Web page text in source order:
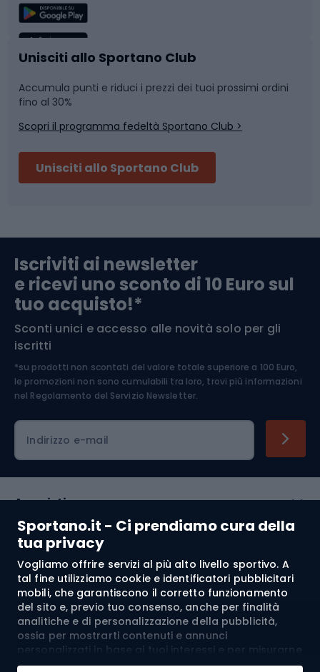
Sportano.it - Ci prendiamo cura della
tua privacy
Vogliamo offrire servizi al più alto livello sportivo. A
tal fine utilizziamo cookie e identificatori pubblicitari
mobili, che garantiscono il corretto funzionamento
del sito e, previo tuo consenso, anche per finalità
analitiche e di personalizzazione della pubblicità,
ossia per mostrarti contenuti e annunci
personalizzati in base ai tuoi interessi e per misurarne
l’efficacia. I cookie e gli identificatori pubblicitari
Sport di squadra
Caschi da ciclismo
Skitouring
Abbigliamento da escursionismo
Camminata nordica
Nuoto
Pattinaggio
Componenti per biciclette
Arrampicata
Medicina dello sport
Abbigliamento ciclistico
Unisciti allo Sportano Club
Accumula punti e riduci i prezzi dei tuoi prossimi ordini
fino al 30%
Scopri il programma fedeltà Sportano Club >
Unisciti allo Sportano Club
Iscriviti ai newsletter
e ricevi uno sconto di 10 Euro sul
tuo acquisto!*
Sconti unici e accesso alle novità solo per gli
iscritti
*su prodotti non scontati del valore totale superiore a 100 Euro,
le promozioni non sono cumulabili tra loro, trovi più informazioni
nel Regolamento del Servizio Newsletter.
Indirizzo e-mail
Acquisti
Servizio clienti
Regolamento
Chi siamo